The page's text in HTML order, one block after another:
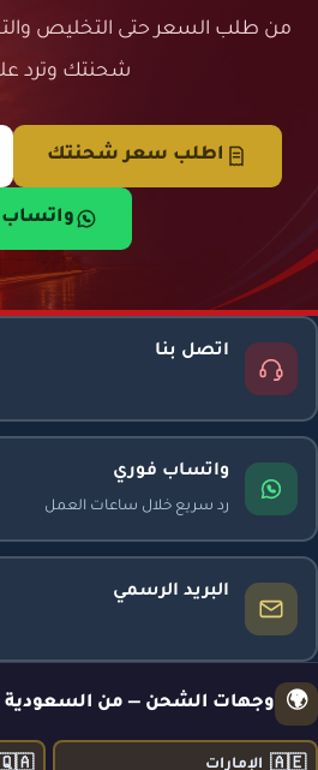
من طلب السعر حتى التخليص
شحنتك وترد
اطلب سعر شحنتك
واتساب
اتصل بنا
واتساب فوري
رد سريع خلال ساعات العمل
البريد الرسمي
🌍 وجهات الشحن — من السعودية
🇦🇪 الإمارات